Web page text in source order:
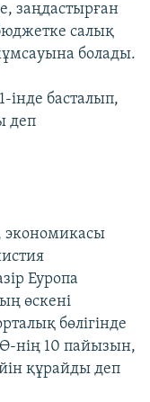
заңдастырған
салық
болады.
інде басталып,
деп
экономикасы
Еуропа
өскені
бөлігінде
нің 10 пайызын,
құрайды деп